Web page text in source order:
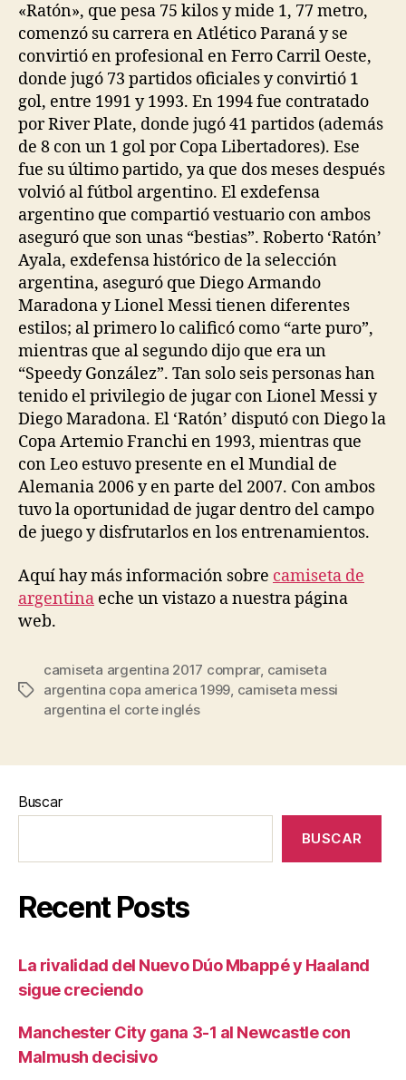
«Ratón», que pesa 75 kilos y mide 1, 77 metro,
comenzó su carrera en Atlético Paraná y se
convirtió en profesional en Ferro Carril Oeste,
donde jugó 73 partidos oficiales y convirtió 1
gol, entre 1991 y 1993. En 1994 fue contratado
por River Plate, donde jugó 41 partidos (además
de 8 con un 1 gol por Copa Libertadores). Ese
fue su último partido, ya que dos meses después
volvió al fútbol argentino. El exdefensa
argentino que compartió vestuario con ambos
aseguró que son unas “bestias”. Roberto ‘Ratón’
Ayala, exdefensa histórico de la selección
argentina, aseguró que Diego Armando
Maradona y Lionel Messi tienen diferentes
estilos; al primero lo calificó como “arte puro”,
mientras que al segundo dijo que era un
“Speedy González”. Tan solo seis personas han
tenido el privilegio de jugar con Lionel Messi y
Diego Maradona. El ‘Ratón’ disputó con Diego la
Copa Artemio Franchi en 1993, mientras que
con Leo estuvo presente en el Mundial de
Alemania 2006 y en parte del 2007. Con ambos
tuvo la oportunidad de jugar dentro del campo
de juego y disfrutarlos en los entrenamientos.
Aquí hay más información sobre camiseta de
argentina eche un vistazo a nuestra página
web.
Etiquetas
camiseta argentina 2017 comprar, camiseta
argentina copa america 1999 camiseta messi
argentina el corte inglés
Buscar
BUSCAR
Recent Posts
La rivalidad del Nuevo Dúo Mbappé y Haaland
sigue creciendo
Manchester City gana 3-1 al Newcastle con
Malmush decisivo